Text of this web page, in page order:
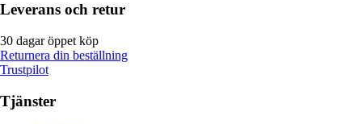
Leverans och retur
30 dagar öppet köp
Returnera din beställning
Trustpilot
Tjänster